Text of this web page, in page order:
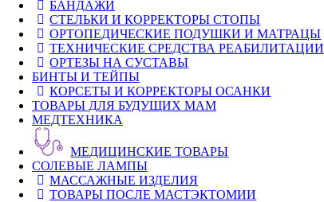
БАНДАЖИ
СТЕЛЬКИ И КОРРЕКТОРЫ СТОПЫ
ОРТОПЕДИЧЕСКИЕ ПОДУШКИ И МАТРАЦЫ
ТЕХНИЧЕСКИЕ СРЕДСТВА РЕАБИЛИТАЦИИ
ОРТЕЗЫ НА СУСТАВЫ
БИНТЫ И ТЕЙПЫ
КОРСЕТЫ И КОРРЕКТОРЫ ОСАНКИ
ТОВАРЫ ДЛЯ БУДУЩИХ МАМ
МЕДТЕХНИКА
МЕДИЦИНСКИЕ ТОВАРЫ
СОЛЕВЫЕ ЛАМПЫ
МАССАЖНЫЕ ИЗДЕЛИЯ
ТОВАРЫ ПОСЛЕ МАСТЭКТОМИИ